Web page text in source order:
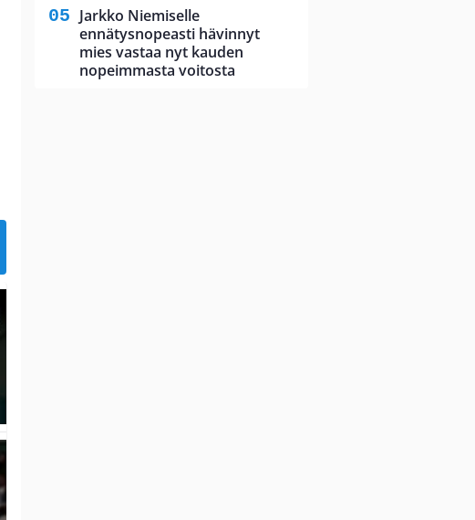
Jarkko Niemiselle
ennätysnopeasti hävinnyt
mies vastaa nyt kauden
nopeimmasta voitosta